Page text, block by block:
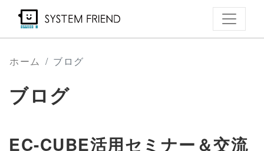
ン
コ
に
ホーム ブログ
ブログ
EC-CUBE活用セミナー＆交流